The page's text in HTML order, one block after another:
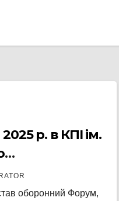
р. в КПІ ім.
Challenge
оборонний Форум,